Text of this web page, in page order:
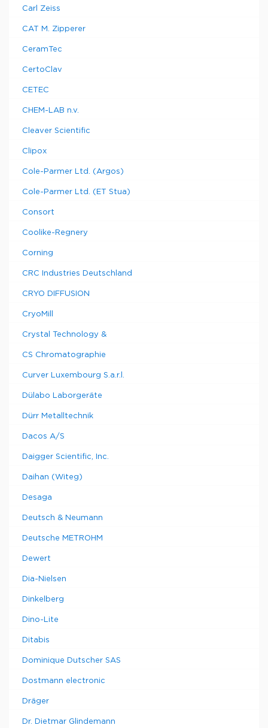
Carl Zeiss
CAT M. Zipperer
CeramTec
CertoClav
CETEC
CHEM-LAB n.v.
Cleaver Scientific
Clipox
Cole-Parmer Ltd. (Argos)
Cole-Parmer Ltd. (ET Stua)
Consort
Coolike-Regnery
Corning
CRC Industries Deutschland
CRYO DIFFUSION
CryoMill
Crystal Technology &
CS Chromatographie
Curver Luxembourg S.a.r.l.
Dülabo Laborgeräte
Dürr Metalltechnik
Dacos A/S
Daigger Scientific, Inc.
Daihan (Witeg)
Desaga
Deutsch & Neumann
Deutsche METROHM
Dewert
Dia-Nielsen
Dinkelberg
Dino-Lite
Ditabis
Dominique Dutscher SAS
Dostmann electronic
Dräger
Dr. Dietmar Glindemann